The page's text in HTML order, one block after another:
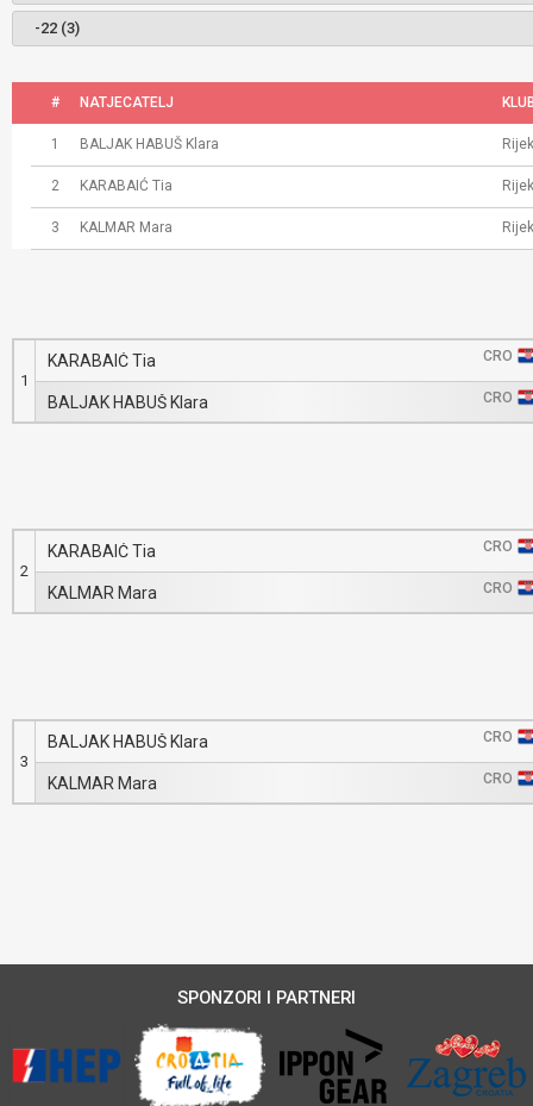
# NATJECATELJ
1 BALJAK HABUŠ Klara
2 KARABAIĆ Tia
3 KALMAR Mara
1
KARABAIĆ Tia CRO
BALJAK HABUŠ Klara CRO
2
KARABAIĆ Tia CRO
KALMAR Mara CRO
3
BALJAK HABUŠ Klara CRO
KALMAR Mara CRO
SPONZORI I PARTNERI